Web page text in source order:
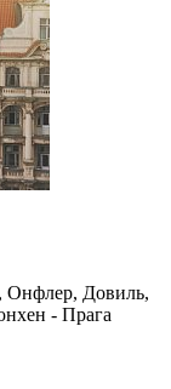
Онфлер, Довиль,
- Прага